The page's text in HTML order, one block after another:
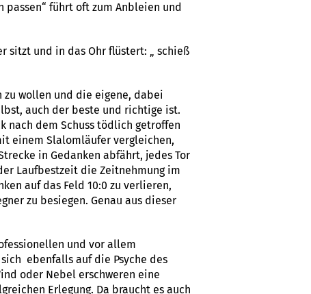
passen“ führt oft zum Anbleien und
sitzt und in das Ohr flüstert: „ schieß
wollen und die eigene, dabei
auch der beste und richtige ist.
nach dem Schuss tödlich getroffen
einem Slalomläufer vergleichen,
in Gedanken abfährt, jedes Tor
Laufbestzeit die Zeitnehmung im
auf das Feld 10:0 zu verlieren,
zu besiegen. Genau aus dieser
und vor allem
ebenfalls auf die Psyche des
oder Nebel erschweren eine
Erlegung. Da braucht es auch